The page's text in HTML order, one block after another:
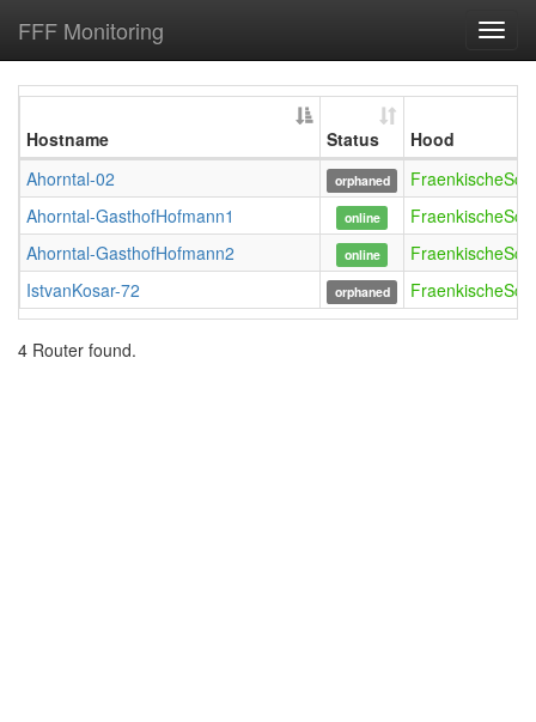
FFF Monitoring
Hostname Status
Hood
Ahorntal-02
orphaned
Ahorntal-GasthofHofmann1
online
Ahorntal-GasthofHofmann2
online
IstvanKosar-72
orphaned
4 Router found.